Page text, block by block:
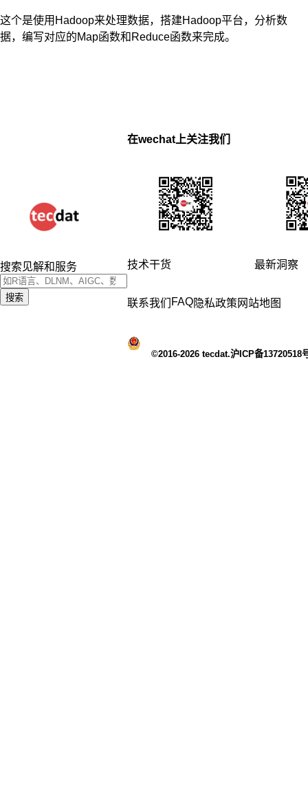
这个是使用Hadoop来处理数据，搭建Hadoop平台，分析数
据，编写对应的Map函数和Reduce函数来完成。
搜索见解和服务
搜索
在wechat上关注我们
技术干货 最新洞察
联系我们 FAQ隐私政策 网站地图
©2016-2026 tecdat.沪ICP备13720518